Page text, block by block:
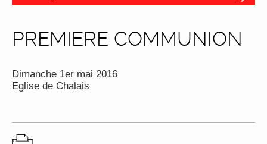
PREMIERE COMMUNION
Dimanche 1er mai 2016
Eglise de Chalais